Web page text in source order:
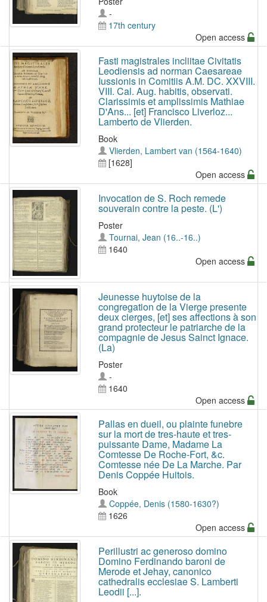
-
17th century
Open access
Fasti magistrales incliitae Civitatis
Leodiensis ad norman Caesareae
Iussionis in Comitiis A.M. DC. XXVIII.
VIII. Cal. Aug. habitis, observati.
Clarissimis et amplissimis Mathiae
D'Ans... [et] Francisco Liverloz...
Lamberto de Vlierden.
Book
Vlierden, Lambert van (1564-1640)
[1628]
Open access
Invocation de S. Roch remede
souverain contre la peste. (L')
Poster
Tournai, Jean (16..-16..)
1640
Open access
Jeunesse huytoise de la
congregation de la Vierge presente
deux cierges, [et] ses affections à son
grand protecteur le patriarche de la
compagnie de Jesus Sainct Ignace.
(La)
Poster
-
1640
Open access
Pallas en dueil, ou plainte funebre
sur la mort de tres-haute et tres-
puissante Dame, Madame La
Comtesse De Roche-Fort, &c.
Comtesse née De La Marche. Par
Denis Coppée Huitois.
Book
Coppée, Denis (1580-1630?)
1626
Open access
Perillustri ac generoso domino
Domino Ferdinando baroni de
Merode et Jehay, canonico
cathedralis ecclesiae S. Lamberti
Leodii [...].